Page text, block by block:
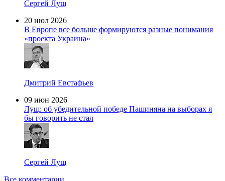
Сергей Лущ
20 июл 2026
В Европе все больше формируются разные понимания
«проекта Украина»
Дмитрий Евстафьев
09 июн 2026
Лущ: об убедительной победе Пашиняна на выборах я
бы говорить не стал
Сергей Лущ
Все комментарии